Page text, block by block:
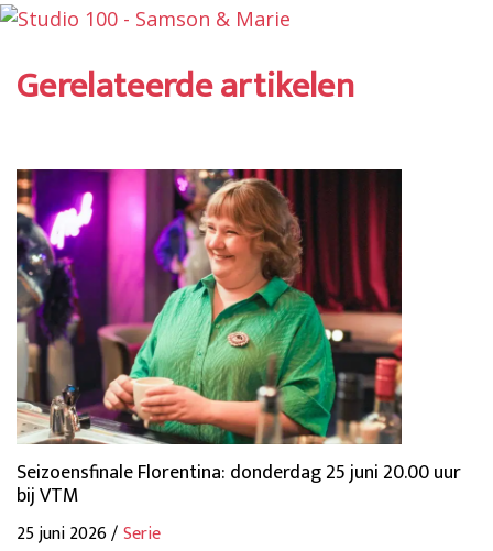
Gerelateerde artikelen
Seizoensfinale Florentina: donderdag 25 juni 20.00 uur
bij VTM
25 juni 2026 /Serie